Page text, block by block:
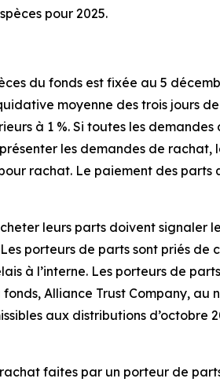
pour 2025.
du fonds est fixée au 5
moyenne des trois jours
à 1 %. Si toutes les
les demandes de
rachat. Le paiement des
leurs parts doivent signaler
porteurs de parts sont priés
à l’interne. Les porteurs de
Alliance Trust Company,
aux distributions d’octobre
faites par un porteur de